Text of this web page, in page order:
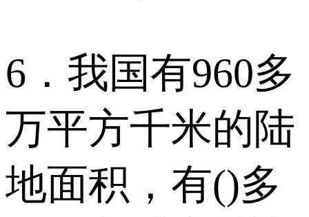
6．我国有960多
万平方千米的陆
地面积，有()多